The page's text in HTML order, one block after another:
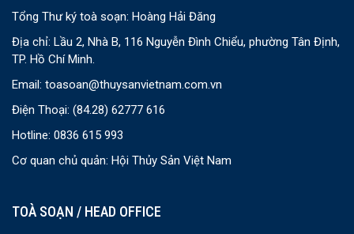
Tổng Thư ký toà soạn: Hoàng Hải Đăng
Địa chỉ: Lầu 2, Nhà B, 116 Nguyễn Đình Chiểu, phường Tân Định,
TP. Hồ Chí Minh.
Email: toasoan@thuysanvietnam.com.vn
Điện Thoại: (84.28) 62777 616
Hotline: 0836 615 993
Cơ quan chủ quản: Hội Thủy Sản Việt Nam
TOÀ SOẠN / HEAD OFFICE